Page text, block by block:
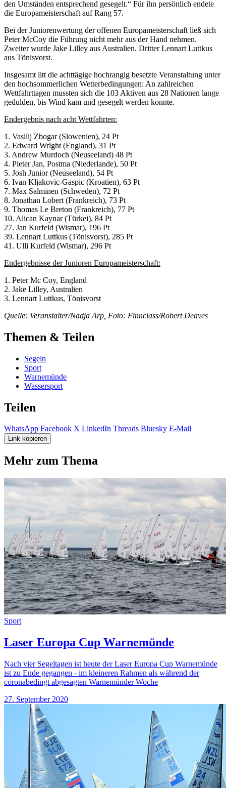
den Umständen entsprechend gesegelt.“ Für ihn persönlich endete
die Europameisterschaft auf Rang 57.
Bei der Juniorenwertung der offenen Europameisterschaft ließ sich
Peter McCoy die Führung nicht mehr aus der Hand nehmen.
Zweiter wurde Jake Lilley aus Australien. Dritter Lennart Luttkus
aus Tönisvorst.
Insgesamt litt die achttägige hochrangig besetzte Veranstaltung unter
den hochsommerlichen Wetterbedingungen: An zahlreichen
Wettfahrttagen mussten sich die 103 Aktiven aus 28 Nationen lange
gedulden, bis Wind kam und gesegelt werden konnte.
Endergebnis nach acht Wettfahrten:
1. Vasilij Zbogar (Slowenien), 24 Pt
2. Edward Wright (England), 31 Pt
3. Andrew Murdoch (Neuseeland) 48 Pt
4. Pieter Jan, Postma (Niederlande), 50 Pt
5. Josh Junior (Neuseeland), 54 Pt
6. Ivan Kljakovic-Gaspic (Kroatien), 63 Pt
7. Max Salminen (Schweden), 72 Pt
8. Jonathan Lobert (Frankreich), 73 Pt
9. Thomas Le Breton (Frankreich), 77 Pt
10. Alican Kaynar (Türkei), 84 Pt
27. Jan Kurfeld (Wismar), 196 Pt
39. Lennart Luttkus (Tönisvorst), 285 Pt
41. Ulli Kurfeld (Wismar), 296 Pt
Endergebnisse der Junioren Europameisterschaft:
1. Peter Mc Coy, England
2. Jake Lilley, Australien
3. Lennart Luttkus, Tönisvorst
Quelle: Veranstalter/Nadja Arp, Foto: Finnclass/Robert Deaves
Themen & Teilen
Segeln
Sport
Warnemünde
Wassersport
Teilen
WhatsApp Facebook X LinkedIn Threads Bluesky E-Mail
Link kopieren
Mehr zum Thema
Sport
Laser Europa Cup Warnemünde
Nach vier Segeltagen ist heute der Laser Europa Cup Warnemünde
ist zu Ende gegangen - im kleineren Rahmen als während der
coronabedingt abgesagten Warnemünder Woche
27. September 2020